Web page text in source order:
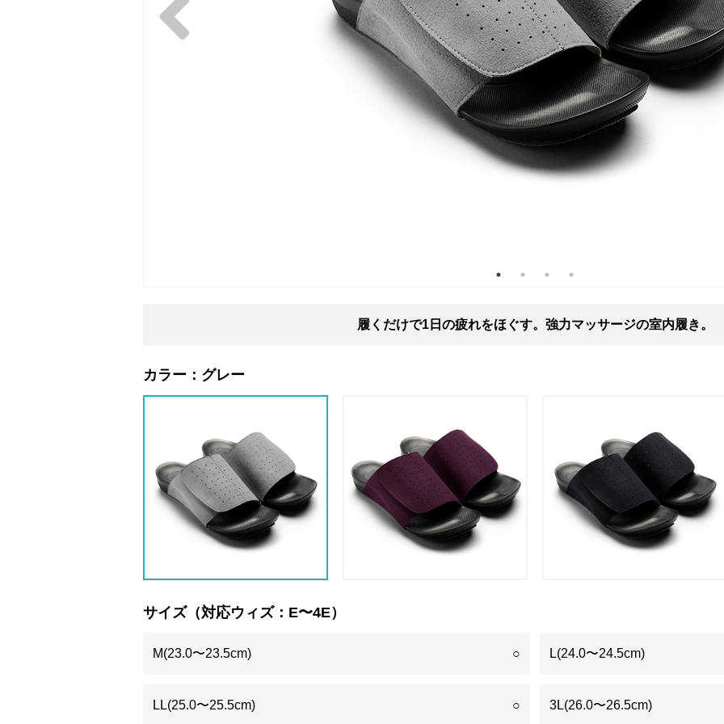
履くだけで1日の疲れをほぐす。強力マッサージの室内履き。
カラー： グレー
サイズ（対応ウィズ：E〜4E）
M(23.0〜23.5cm) ○ L(24.0〜24.5cm)
LL(25.0〜25.5cm) ○ 3L(26.0〜26.5cm)